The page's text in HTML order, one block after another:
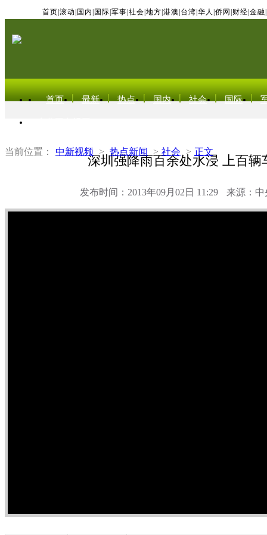
首页 滚动 国内 国际 军事 社会 地方 港澳 台湾 华人 侨网 财经 金融
首页 最新 热点 国内 社会 国际
当前位置： 中新视频 > 热点新闻 > 社会 > 正文
深圳强降雨百余处水浸 上百辆
发布时间：2013年09月02日 11:29 来源：中